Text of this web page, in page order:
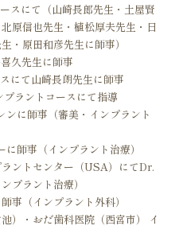
スにて（山崎長郎先生・土屋賢
原信也先生・植松厚夫先生・日
・原田和彦先生に師事）
久先生に師事
にて山崎長朗先生に師事
ラントコースにて指導
に師事（審美・インプラント
師事（インプラント治療）
ントセンター（USA）にてDr.
プラント治療）
事（インプラント外科）
）・おだ歯科医院（西宮市） イ